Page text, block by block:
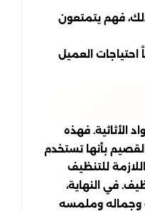
فهم يتمتعون
العميل
الأثاثية. فهذه
بأنها تستخدم
للتنظيف
في النهاية،
وجماله وملمسه